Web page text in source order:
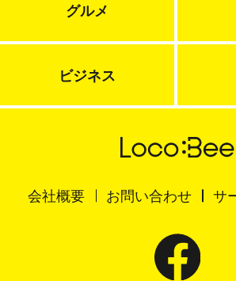
グルメ
ビジネス
会社概要 お問い合わせ サ